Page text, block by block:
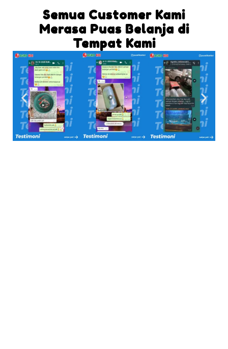
Semua Customer Kami
Merasa Puas Belanja di
Tempat Kami